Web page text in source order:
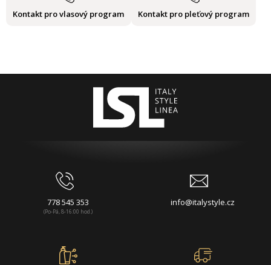
Kontakt pro vlasový program Kontakt pro pleťový program
778 545 353
(Po-Pá, 8-16:00 hod.)
info@italystyle.cz